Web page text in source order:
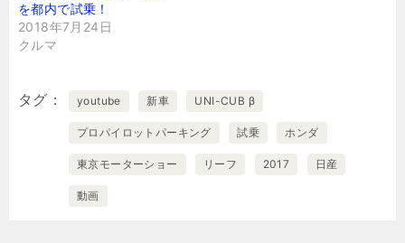
を都内で試乗！
2018年7月24日
クルマ
タグ youtube 新車 UNI-CUB β
プロパイロットパーキング 試乗 ホンダ
東京モーターショー リーフ 2017 日産
動画